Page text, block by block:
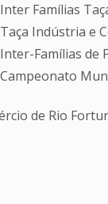
Famílias
Indústria e
Famílias de
de Rio